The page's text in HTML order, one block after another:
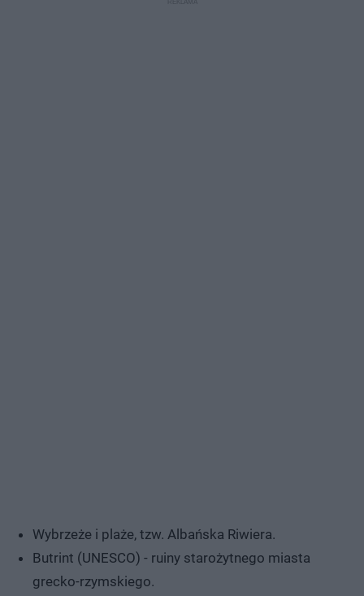
Wybrzeże i plaże, tzw. Albańska Riwiera.
Butrint (UNESCO) - ruiny starożytnego miasta
grecko-rzymskiego.